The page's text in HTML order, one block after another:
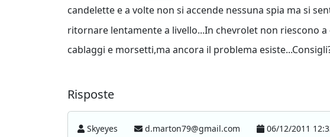
candelette e a volte non si accende nessuna spia ma si
ritornare lentamente a livello...In chevrolet non riescono
cablaggi e morsetti,ma ancora il problema
Risposte
Skyeyes d.marton79@gmail.com 06/12/2011